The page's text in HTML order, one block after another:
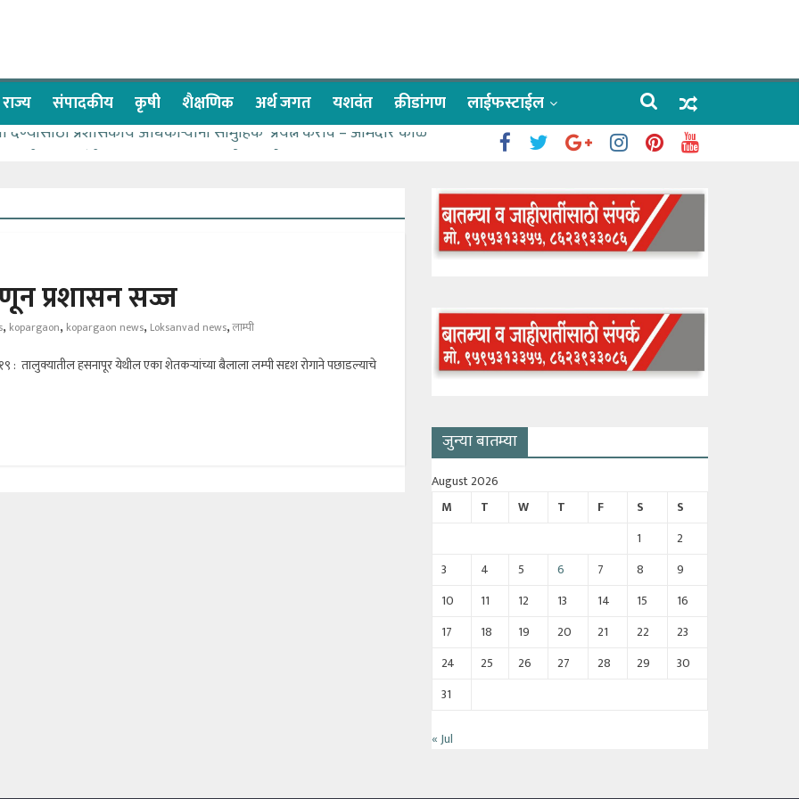
राज्य संपादकीय कृषी शैक्षणिक अर्थ जगत यशवंत क्रीडांगण लाईफस्टाईल
देण्यासाठी प्रशासकीय अधिकाऱ्यांनी सामुहिक प्रयत्न करावे – आमदार काळे
बळावर यश मिळवता येते – शिवप्रसाद पंडोरे
प्रशासन सज्ज
, kopargaon, kopargaon news, Loksanvad news,लाम्पी
: तालुक्यातील हसनापूर येथील एका शेतकऱ्यांच्या बैलाला लम्पी सदृश रोगाने पछाडल्याचे
जुन्या बातम्या
August 2026
M
T W T F S
S
1
2
3
4 5 6 7 8
9
10
11 12 13 14 15
16
17
18 19 20 21 22
23
24
25 26 27 28 29
30
31
« Jul